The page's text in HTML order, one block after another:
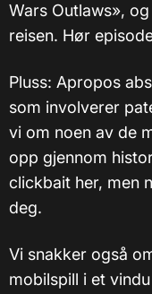
Wars Outlaws»,
reisen. Hør
Pluss: Apropos
som involverer
vi om noen av de
opp gjennom
clickbait her, men
deg.
Vi snakker også
mobilspill i et